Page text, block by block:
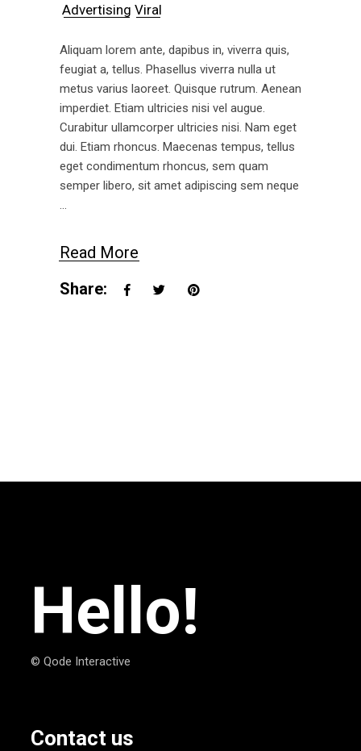
Advertising Viral
Aliquam lorem ante, dapibus in, viverra quis,
feugiat a, tellus. Phasellus viverra nulla ut
metus varius laoreet. Quisque rutrum. Aenean
imperdiet. Etiam ultricies nisi vel augue.
Curabitur ullamcorper ultricies nisi. Nam eget
dui. Etiam rhoncus. Maecenas tempus, tellus
eget condimentum rhoncus, sem quam
semper libero, sit amet adipiscing sem neque
Read More
Share:
Hello!
© Qode Interactive
Contact us